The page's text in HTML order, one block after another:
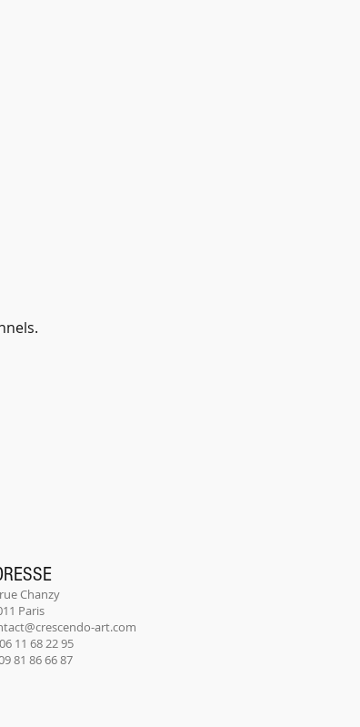
Chanzy
Paris
art.com
11 68 22 95
81 86 66 87